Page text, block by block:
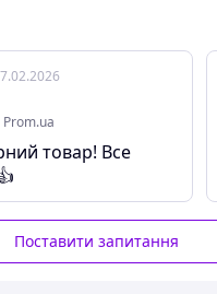
що не потребує
товар! Все
Поставити запитання